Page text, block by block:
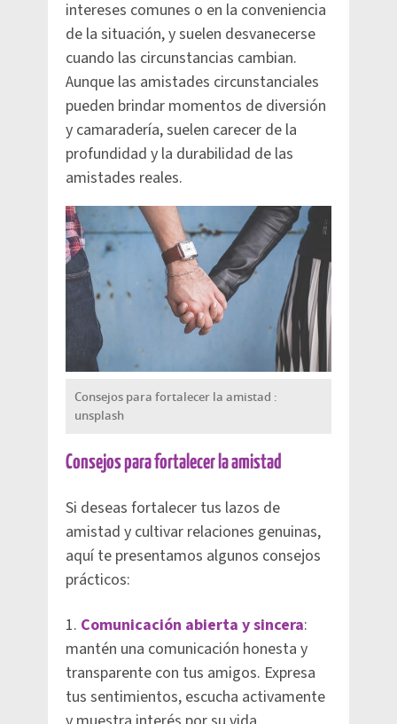
intereses comunes o en la conveniencia
de la situación, y suelen desvanecerse
cuando las circunstancias cambian.
Aunque las amistades circunstanciales
pueden brindar momentos de diversión
y camaradería, suelen carecer de la
profundidad y la durabilidad de las
amistades reales.
Consejos para fortalecer la amistad :
unsplash
Consejos para fortalecer la amistad
Si deseas fortalecer tus lazos de
amistad y cultivar relaciones genuinas,
aquí te presentamos algunos consejos
prácticos:
1. Comunicación abierta y sincera:
mantén una comunicación honesta y
transparente con tus amigos. Expresa
tus sentimientos, escucha activamente